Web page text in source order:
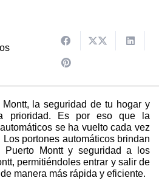
la seguridad de tu hogar y
prioridad. Es por eso que la
se ha vuelto cada vez
portones automáticos brindan
Puerto Montt y seguridad a los
permitiéndoles entrar y salir de
manera más rápida y eficiente.